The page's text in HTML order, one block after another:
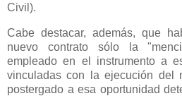
Civil).
Cabe destacar, además, que
nuevo contrato sólo la
empleado en el instrumento a
vinculadas con la ejecución del
postergado a esa oportunidad